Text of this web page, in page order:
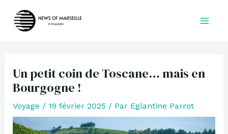
Un petit coin de Toscane… mais en
Bourgogne !
Voyage / 19 février 2025 / Par Eglantine Parrot